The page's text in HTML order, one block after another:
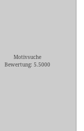
Motivsuche
Bewertung: 5.5000